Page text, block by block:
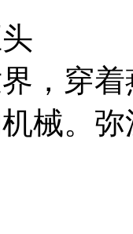
，穿
械。